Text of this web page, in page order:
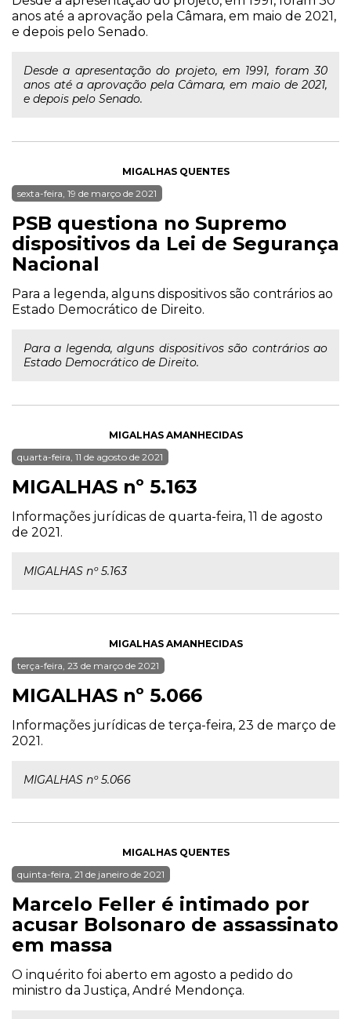
anos até a aprovação pela Câmara, em maio de 2021,
e depois pelo Senado.
Desde a apresentação do projeto, em 1991, foram 30
anos até a aprovação pela Câmara, em maio de 2021,
e depois pelo Senado.
MIGALHAS QUENTES
sexta-feira, 19 de março de 2021
PSB questiona no Supremo
dispositivos da Lei de Segurança
Nacional
Para a legenda, alguns dispositivos são contrários ao
Estado Democrático de Direito.
Para a legenda, alguns dispositivos são contrários ao
Estado Democrático de Direito.
MIGALHAS AMANHECIDAS
quarta-feira, 11 de agosto de 2021
MIGALHAS nº 5.163
Informações jurídicas de quarta-feira, 11 de agosto
de 2021.
MIGALHAS nº 5.163
MIGALHAS AMANHECIDAS
terça-feira, 23 de março de 2021
MIGALHAS nº 5.066
Informações jurídicas de terça-feira, 23 de março de
2021.
MIGALHAS nº 5.066
MIGALHAS QUENTES
quinta-feira, 21 de janeiro de 2021
Marcelo Feller é intimado por
acusar Bolsonaro de assassinato
em massa
O inquérito foi aberto em agosto a pedido do
ministro da Justiça, André Mendonça.